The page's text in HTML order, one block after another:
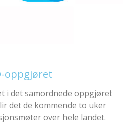
oppgjøret
i det samordnede oppgjøret
det de kommende to uker
over hele landet.